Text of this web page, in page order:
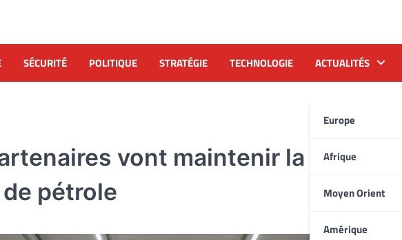
SÉCURITÉ POLITIQUE STRATÉGIE TECHNOLOGIE ACTUALITÉS
Europe
Afrique
Moyen Orient
Amérique
vont maintenir la
pétrole